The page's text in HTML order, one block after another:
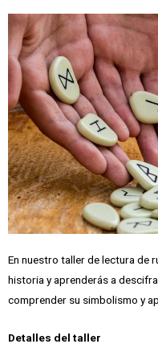
En nuestro taller de lectura de
historia y aprenderás a
comprender su simbolismo y
Detalles del taller